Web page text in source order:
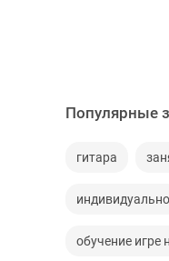
Популярные
гитара
индивидуально
обучение игре